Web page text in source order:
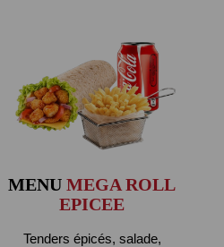
MENU MEGA ROLL
EPICEE
Tenders épicés, salade,